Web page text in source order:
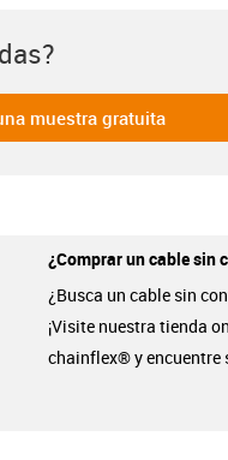
muestra gratuita
¿Comprar un cable sin
¿Busca un cable sin
¡Visite nuestra tienda
chainflex® y encuentre